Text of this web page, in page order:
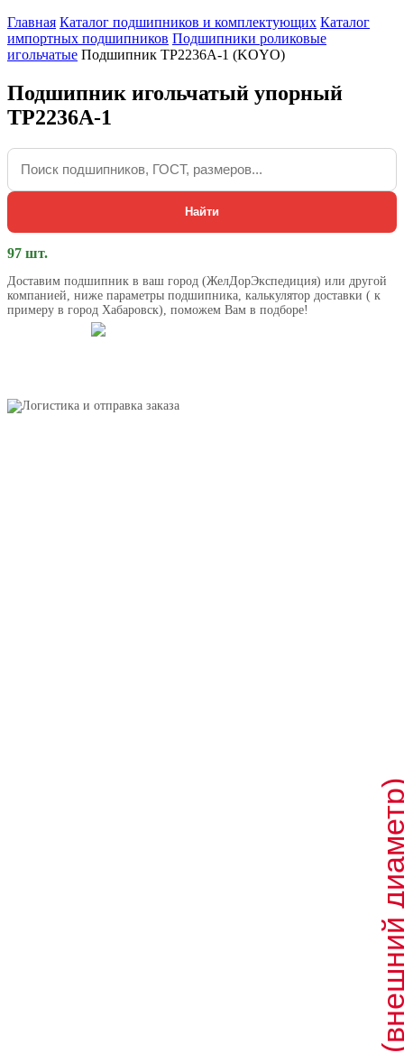
Главная Каталог подшипников и комплектующих Каталог
импортных подшипников Подшипники роликовые
игольчатые Подшипник TP2236A-1 (KOYO)
Подшипник игольчатый упорный
TP2236A-1
Найти
97 шт.
Доставим подшипник в ваш город (ЖелДорЭкспедиция) или другой
компанией, ниже параметры подшипника, калькулятор доставки ( к
примеру в город Хабаровск), поможем Вам в подборе!